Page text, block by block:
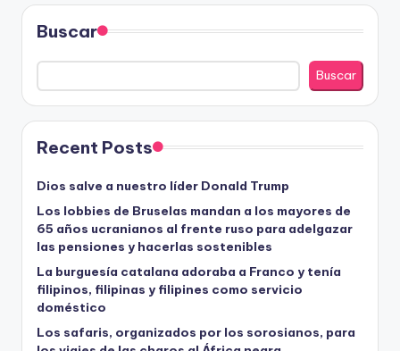
Buscar
Buscar
Recent Posts
Dios salve a nuestro líder Donald Trump
Los lobbies de Bruselas mandan a los mayores de
65 años ucranianos al frente ruso para adelgazar
las pensiones y hacerlas sostenibles
La burguesía catalana adoraba a Franco y tenía
filipinos, filipinas y filipines como servicio
doméstico
Los safaris, organizados por los sorosianos, para